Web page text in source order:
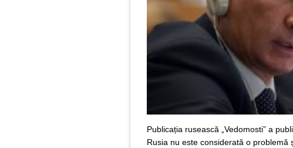
Publicația rusească „Vedomosti” a
Rusia nu este considerată o